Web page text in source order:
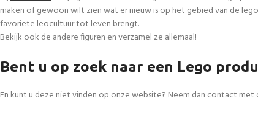
maken of gewoon wilt zien wat er nieuw is op het gebied van de
favoriete leocultuur tot leven brengt.
Bekijk ook de andere figuren en verzamel ze allemaal!
Bent u op zoek naar een Lego
En kunt u deze niet vinden op onze website? Neem dan contact met